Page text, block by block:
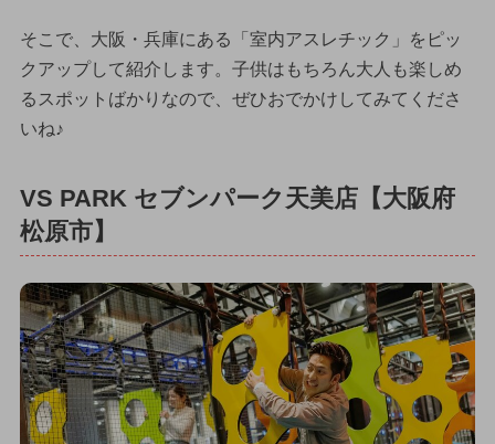
そこで、大阪・兵庫にある「室内アスレチック」をピッ
クアップして紹介します。子供はもちろん大人も楽しめ
るスポットばかりなので、ぜひおでかけしてみてくださ
いね♪
VS PARK セブンパーク天美店【大阪府
松原市】